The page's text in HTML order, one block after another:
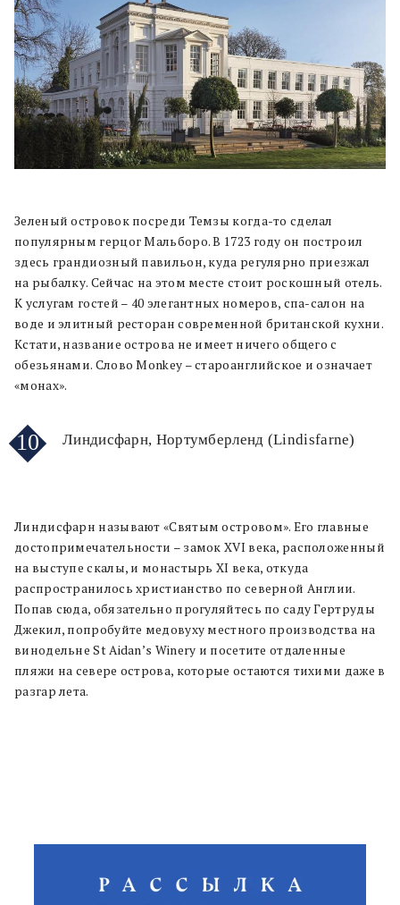
Зеленый островок посреди Темзы когда-то сделал
популярным герцог Мальборо. В 1723 году он построил
здесь грандиозный павильон, куда регулярно приезжал
на рыбалку. Сейчас на этом месте стоит роскошный отель.
К услугам гостей – 40 элегантных номеров, спа-салон на
воде и элитный ресторан современной британской кухни.
Кстати, название острова не имеет ничего общего с
обезьянами. Слово Monkey – староанглийское и означает
«монах».
10 Линдисфарн, Нортумберленд (Lindisfarne)
Линдисфарн называют «Святым островом». Его главные
достопримечательности – замок XVI века, расположенный
на выступе скалы, и монастырь XI века, откуда
распространилось христианство по северной Англии.
Попав сюда, обязательно прогуляйтесь по саду Гертруды
Джекил, попробуйте медовуху местного производства на
винодельне St Aidan’s Winery и посетите отдаленные
пляжи на севере острова, которые остаются тихими даже в
разгар лета.